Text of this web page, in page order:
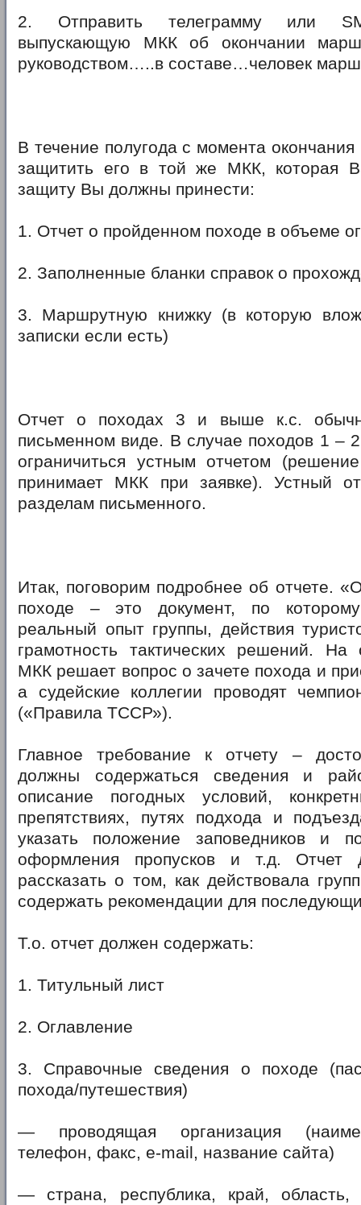
2. Отправить телеграмму или
выпускающую МКК об окончании
руководством…..в составе…человек
В течение полугода с момента
защитить его в той же МКК, которая
защиту Вы должны принести:
1. Отчет о пройденном походе в объеме
2. Заполненные бланки справок о
3. Маршрутную книжку (в которую
записки если есть)
Отчет о походах 3 и выше к.с.
письменном виде. В случае походов 1 –
ограничиться устным отчетом
принимает МКК при заявке). Устный
разделам письменного.
Итак, поговорим подробнее об отчете.
походе – это документ, по
реальный опыт группы, действия
грамотность тактических решений. На
МКК решает вопрос о зачете похода и
а судейские коллегии проводят
(«Правила ТССР»).
Главное требование к отчету –
должны содержаться сведения и
описание погодных условий,
препятствиях, путях подхода и
указать положение заповедников и
оформления пропусков и т.д. Отчет
рассказать о том, как действовала
содержать рекомендации для
Т.о. отчет должен содержать:
1. Титульный лист
2. Оглавление
3. Справочные сведения о походе
похода/путешествия)
— проводящая организация
телефон, факс, e-mail, название сайта)
— страна, республика, край, область,